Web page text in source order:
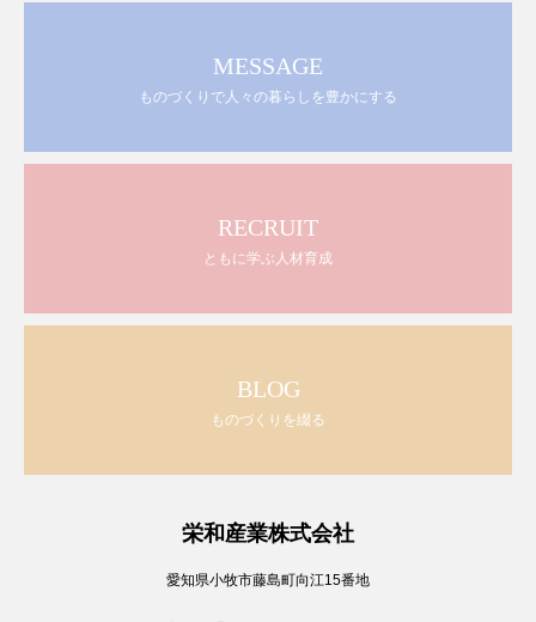
MESSAGE
ものづくりで人々の暮らしを豊かにする
RECRUIT
ともに学ぶ人材育成
BLOG
ものづくりを綴る
栄和産業株式会社
愛知県小牧市藤島町向江15番地